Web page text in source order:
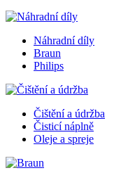
Náhradní díly
Braun
Philips
Čištění a údržba
Čisticí náplně
Oleje a spreje